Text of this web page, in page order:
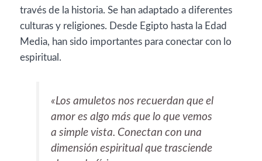
través de la historia. Se han adaptado a diferentes
culturas y religiones. Desde Egipto hasta la Edad
Media, han sido importantes para conectar con lo
espiritual.
«Los amuletos nos recuerdan que el
amor es algo más que lo que vemos
a simple vista. Conectan con una
dimensión espiritual que trasciende